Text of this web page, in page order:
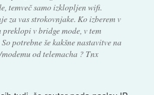
temveč samo izklopljen wifi.
za vas strokovnjake. Ko izberem v
v bridge mode, v tem
potrebne še kakšne nastavitve na
od telemacha ? Tnx